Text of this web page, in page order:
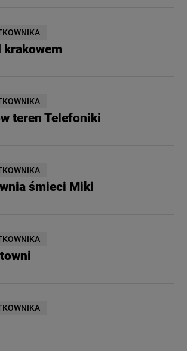
krakowem
teren Telefoniki
śmieci Miki